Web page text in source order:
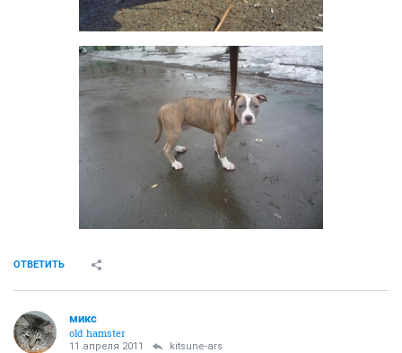
ОТВЕТИТЬ
микс
old hamster
11 апреля 2011 kitsune-ars